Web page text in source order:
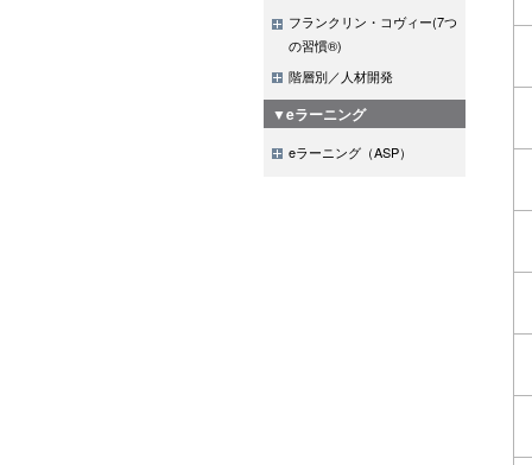
フランクリン・コヴィー(7つ
の習慣®)
階層別／人材開発
▼eラーニング
eラーニング（ASP）